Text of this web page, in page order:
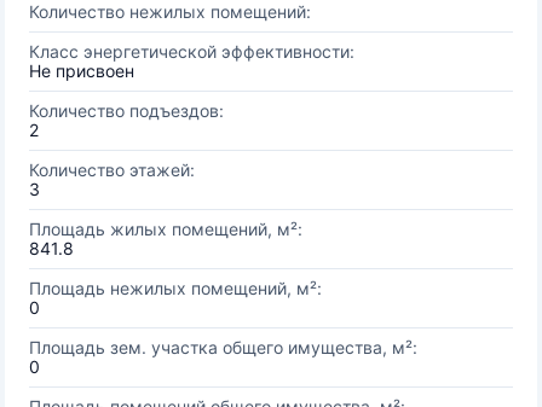
Количество нежилых помещений:
Класс энергетической эффективности:
Не присвоен
Количество подъездов:
2
Количество этажей:
3
Площадь жилых помещений, м²:
841.8
Площадь нежилых помещений, м²:
0
Площадь зем. участка общего имущества, м²:
0